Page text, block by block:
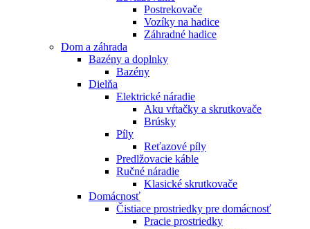
Postrekovače
Vozíky na hadice
Záhradné hadice
Dom a záhrada
Bazény a doplnky
Bazény
Dielňa
Elektrické náradie
Aku vŕtačky a skrutkovače
Brúsky
Píly
Reťazové píly
Predlžovacie káble
Ručné náradie
Klasické skrutkovače
Domácnosť
Čistiace prostriedky pre domácnosť
Pracie prostriedky